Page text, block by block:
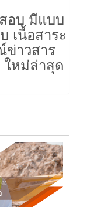
อบ มีแบบ
เนื้อสาระ
าวสาร
ใหม่ล่าสุด